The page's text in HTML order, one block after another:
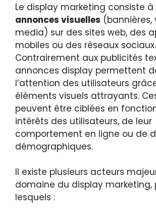
Le display marketing consiste
annonces visuelles (bannières,
media) sur des sites web, des
mobiles ou des réseaux sociaux.
Contrairement aux publicités
annonces display permettent
l’attention des utilisateurs
éléments visuels attrayants.
peuvent être ciblées en
intérêts des utilisateurs, de leur
comportement en ligne ou de
démographiques.
Il existe plusieurs acteurs
domaine du display marketing,
lesquels :